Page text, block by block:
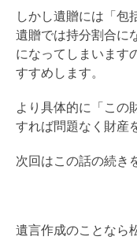
しかし遺贈には「包
遺贈では持分割合に
になってしまいます
すすめします。
より具体的に「この
すれば問題なく財産
次回はこの話の続き
遺言作成のことなら